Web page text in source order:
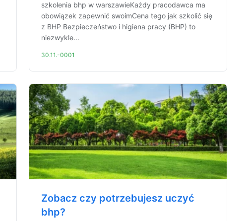
szkolenia bhp w warszawieKażdy pracodawca ma
obowiązek zapewnić swoimCena tego jak szkolić się
z BHP Bezpieczeństwo i higiena pracy (BHP) to
niezwykle...
30.11.-0001
Zobacz czy potrzebujesz uczyć
bhp?